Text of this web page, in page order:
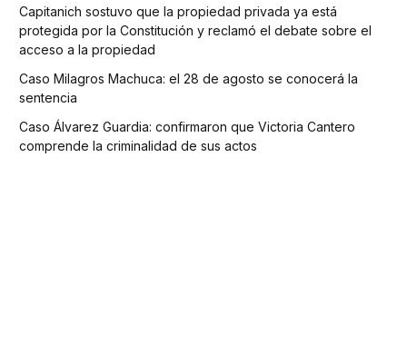
Capitanich sostuvo que la propiedad privada ya está
protegida por la Constitución y reclamó el debate sobre el
acceso a la propiedad
Caso Milagros Machuca: el 28 de agosto se conocerá la
sentencia
Caso Álvarez Guardia: confirmaron que Victoria Cantero
comprende la criminalidad de sus actos